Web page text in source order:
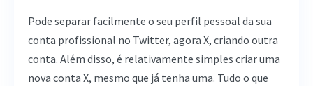
Pode separar facilmente o seu perfil pessoal da sua
conta profissional no Twitter, agora X, criando outra
conta. Além disso, é relativamente simples criar uma
nova conta X, mesmo que já tenha uma. Tudo o que